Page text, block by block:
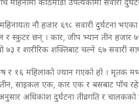
महिनामा काठमाडौँ उपत्यकामा सवारी
नौ हजार ६९८ सवारी दुर्घटना
र स्कुटर छन् । कार, जीप भ्यान तीन हजार
७३ र शारीरिक शक्तिबाट चल्ने ६७ सवारी
र १६ महिलाको ज्यान गएको हो । मृतक
तीन, साइकल एक, कार एक र बसबाट पाँच
अधिकांश दुर्घटना तीव्रगति र